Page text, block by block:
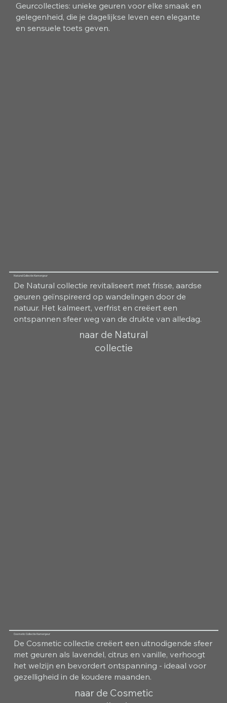
Geurcollecties: unieke geuren voor elke smaak en
gelegenheid, die je dagelijkse leven een elegante
en sensuele toets geven.
Natural Collectie Kamergeur
De Natural collectie revitaliseert met frisse, aardse
geuren geïnspireerd op wandelingen door de
natuur. Het kalmeert, verfrist en creëert een
ontspannen sfeer weg van de drukte van alledag.
naar de Natural
collectie
Cosmetic Collectie Kamergeur
De Cosmetic collectie creëert een uitnodigende sfeer
met geuren als lavendel, citrus en vanille, verhoogt
het welzijn en bevordert ontspanning - ideaal voor
gezelligheid in de koudere maanden.
naar de Cosmetic